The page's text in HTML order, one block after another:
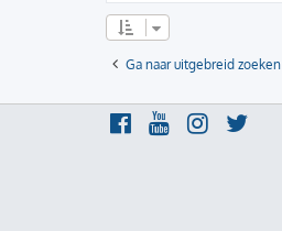
Ga naar uitgebreid zoeken